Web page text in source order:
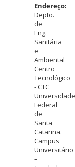
Endereço:
Depto.
de
Eng.
Sanitária
e
Ambiental
Centro
Tecnológico
- CTC
Universidade
Federal
de
Santa
Catarina.
Campus
Universitário
–